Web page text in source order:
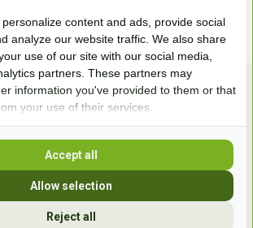
Bezoek onze
content and ads, provide social
analyze our website traffic. We also share
use of our site with our social media,
partners. These partners may
information you've provided to them or that
your use of their services.
Reject all
Allow selection
Accept all